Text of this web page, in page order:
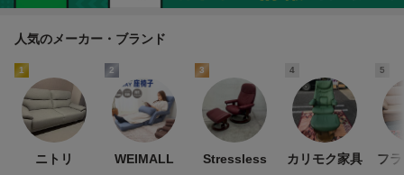
人気のメーカー・ブランド
1
ニトリ
2
WEIMALL
3
Stressless
4
カリモク家具
5
フ